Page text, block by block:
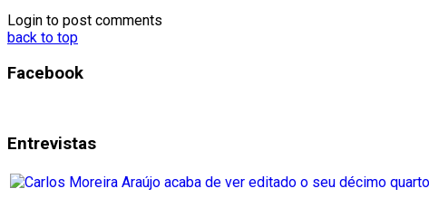
Login to post comments
back to top
Facebook
Entrevistas